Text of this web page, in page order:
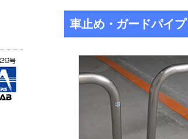
車止め・ガードパイ